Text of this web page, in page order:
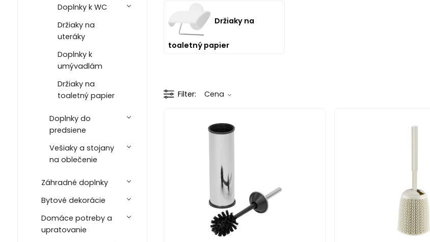
Doplnky k WC
Držiaky na
uteráky
Doplnky k
umývadlám
Držiaky na
toaletný papier
Doplnky do
predsiene
Vešiaky a stojany
na oblečenie
Záhradné doplnky
Bytové dekorácie
Domáce potreby a
upratovanie
Držiaky na
toaletný papier
Filter Cena